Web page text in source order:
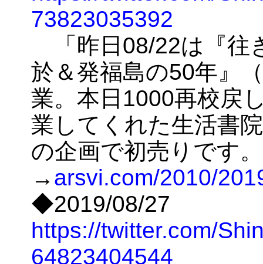
73823035392
「昨日08/22は『往
於＆発福島の50年』
業。本日1000再校戻
業してくれた生活書
の企画で初売りです
→ arsvi.com/2010/
◆2019/08/27
https://twitter.com/
64823404544